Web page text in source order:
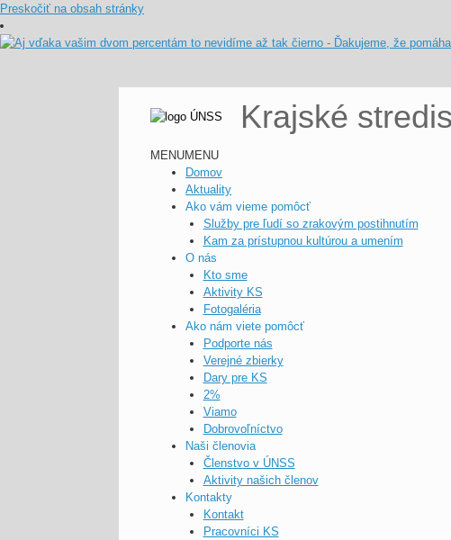
Preskočiť na obsah stránky
Krajské
MENUMENU
Domov
Aktuality
Ako vám vieme pomôcť
Služby pre ľudí so zrakovým postihnutím
Kam za prístupnou kultúrou a umením
O nás
Kto sme
Aktivity KS
Fotogaléria
Ako nám viete pomôcť
Podporte nás
Verejné zbierky
Dary pre KS
2%
Viamo
Dobrovoľníctvo
Naši členovia
Členstvo v ÚNSS
Aktivity našich členov
Kontakty
Kontakt
Pracovníci KS